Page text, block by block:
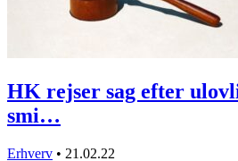
HK rejser sag efter
smi…
Erhverv • 21.02.22